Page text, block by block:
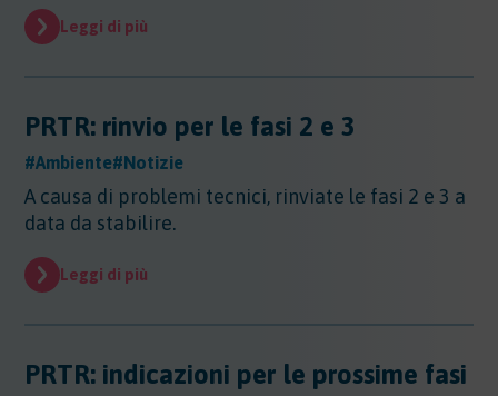
Regioni - Puglia
Regioni - Trentino Alto Adige
Regioni - Umbria
Regioni - Valle DAosta
Regioni - Veneto
Sicurezza - Seveso
Sicurezza - Prevenzione incendi
Sicurezza - Covid 19
Leggi di più
PRTR: rinvio per le fasi 2 e 3
#Ambiente#Notizie
A causa di problemi tecnici, rinviate le fasi 2 e 3 a
data da stabilire.
Leggi di più
PRTR: indicazioni per le prossime fasi